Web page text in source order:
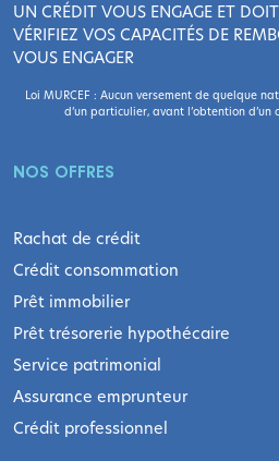
UN CRÉDIT VOUS ENGAGE ET
VÉRIFIEZ VOS CAPACITÉS DE
VOUS ENGAGER
Loi MURCEF : Aucun versement de quelque
d’un particulier, avant l’obtention d’un
NOS OFFRES
Rachat de crédit
Crédit consommation
Prêt immobilier
Prêt trésorerie hypothécaire
Service patrimonial
Assurance emprunteur
Crédit professionnel